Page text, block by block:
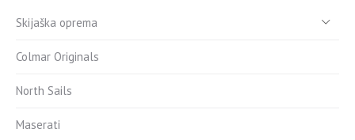
Skijaška oprema
Colmar Originals
North Sails
Maserati